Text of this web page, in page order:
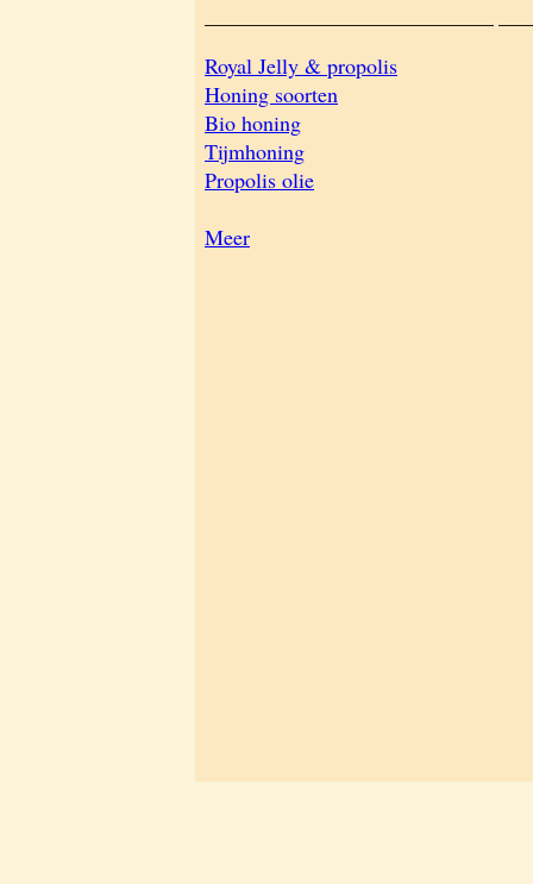
Royal Jelly & propolis
Honing soorten
Bio honing
Tijmhoning
Propolis olie
Meer